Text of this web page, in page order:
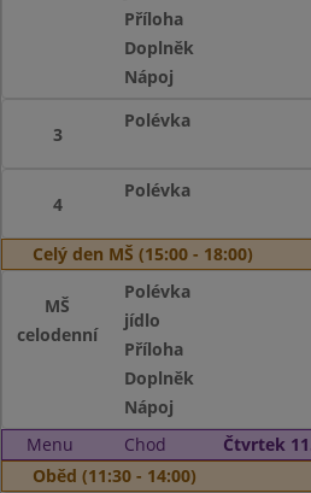
Příloha
Doplněk
Nápoj
3
Polévka
4
Polévka
Celý den MŠ (15:00 - 18:00)
MŠ
celodenní
Polévka
jídlo
Příloha
Doplněk
Nápoj
Menu
Chod
Čtvrtek
Oběd (11:30 - 14:00)